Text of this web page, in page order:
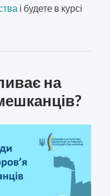
і будете в курсі
на